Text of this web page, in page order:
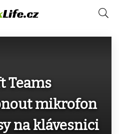
Teams
mikrofon
na klávesnici